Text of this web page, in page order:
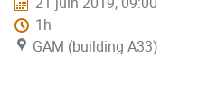
1h
GAM (building A33)